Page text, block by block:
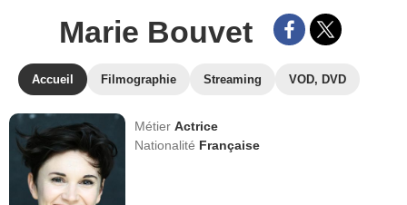
Marie Bouvet
Accueil Filmographie Streaming VOD, DVD
MétierActrice
Nationalité Française